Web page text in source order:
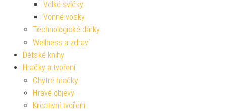
Velké svíčky
Vonné vosky
Technologické dárky
Wellness a zdraví
Dětské knihy
Hračky a tvoření
Chytré hračky
Hravé objevy
Kreativní tvoření